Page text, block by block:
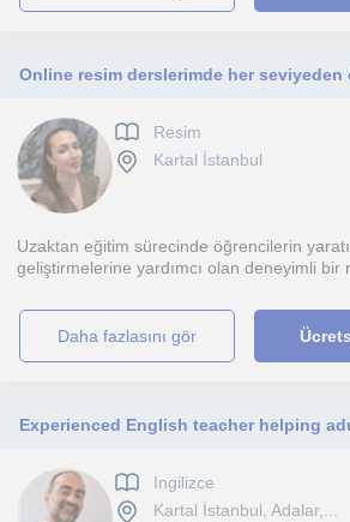
Resim
Kartal İstanbul
Uzaktan eğitim sürecinde öğrencilerin
geliştirmelerine yardımcı olan deneyimli bir
daha fazlasını gör
Ingilizce
Kartal İstanbul, Adalar,...